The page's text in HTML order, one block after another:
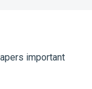
important